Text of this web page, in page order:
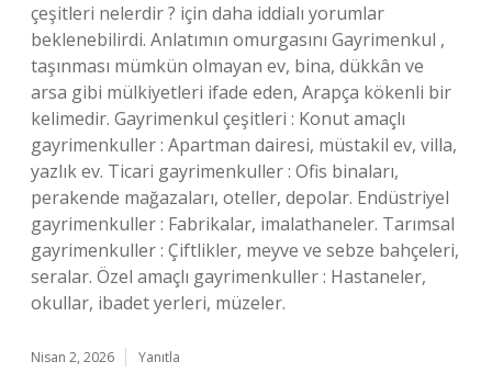
çeşitleri nelerdir ? için daha iddialı yorumlar
beklenebilirdi. Anlatımın omurgasını Gayrimenkul ,
taşınması mümkün olmayan ev, bina, dükkân ve
arsa gibi mülkiyetleri ifade eden, Arapça kökenli bir
kelimedir. Gayrimenkul çeşitleri : Konut amaçlı
gayrimenkuller : Apartman dairesi, müstakil ev, villa,
yazlık ev. Ticari gayrimenkuller : Ofis binaları,
perakende mağazaları, oteller, depolar. Endüstriyel
gayrimenkuller : Fabrikalar, imalathaneler. Tarımsal
gayrimenkuller : Çiftlikler, meyve ve sebze bahçeleri,
seralar. Özel amaçlı gayrimenkuller : Hastaneler,
okullar, ibadet yerleri, müzeler.
Nisan 2, 2026 Yanıtla